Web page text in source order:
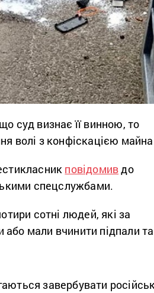
суд визнає її винною, то
волі з конфіскацією
повідомивдо
спецслужбами.
сотні людей, які за
мали вчинити підпали та
завербувати